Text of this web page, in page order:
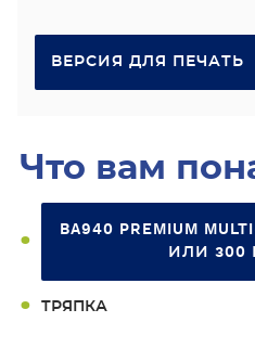
Что вам
BA940 PREMIUM
ИЛИ 300
ТРЯПКА
ВЕРСИЯ ДЛЯ ПЕЧАТЬ